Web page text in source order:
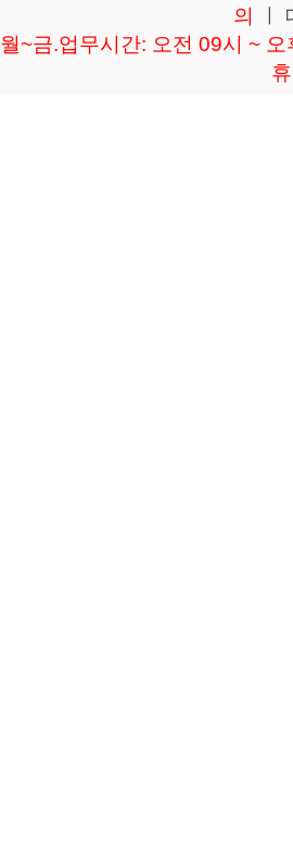
의
월~금.업무시간: 오전 09시 ~